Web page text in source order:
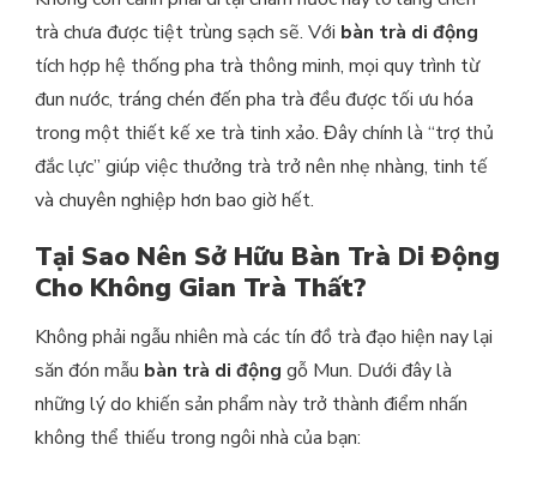
trà chưa được tiệt trùng sạch sẽ. Với bàn trà di động
tích hợp hệ thống pha trà thông minh, mọi quy trình từ
đun nước, tráng chén đến pha trà đều được tối ưu hóa
trong một thiết kế xe trà tinh xảo. Đây chính là “trợ thủ
đắc lực” giúp việc thưởng trà trở nên nhẹ nhàng, tinh tế
và chuyên nghiệp hơn bao giờ hết.
Tại Sao Nên Sở Hữu Bàn Trà Di Động
Cho Không Gian Trà Thất?
Không phải ngẫu nhiên mà các tín đồ trà đạo hiện nay lại
săn đón mẫu bàn trà di động gỗ Mun. Dưới đây là
những lý do khiến sản phẩm này trở thành điểm nhấn
không thể thiếu trong ngôi nhà của bạn: